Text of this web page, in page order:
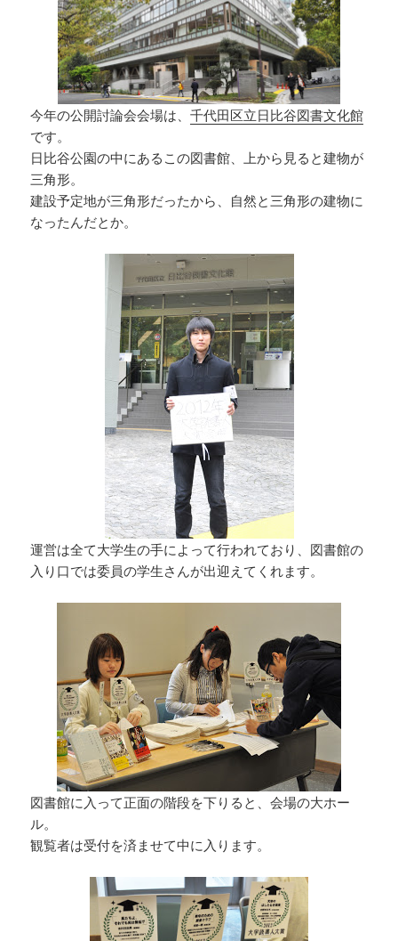
今年の公開討論会会場は、千代田区立日比谷図書文化館
です。
日比谷公園の中にあるこの図書館、上から見ると建物が
三角形。
建設予定地が三角形だったから、自然と三角形の建物に
なったんだとか。
運営は全て大学生の手によって行われており、図書館の
入り口では委員の学生さんが出迎えてくれます。
図書館に入って正面の階段を下りると、会場の大ホー
ル。
観覧者は受付を済ませて中に入ります。